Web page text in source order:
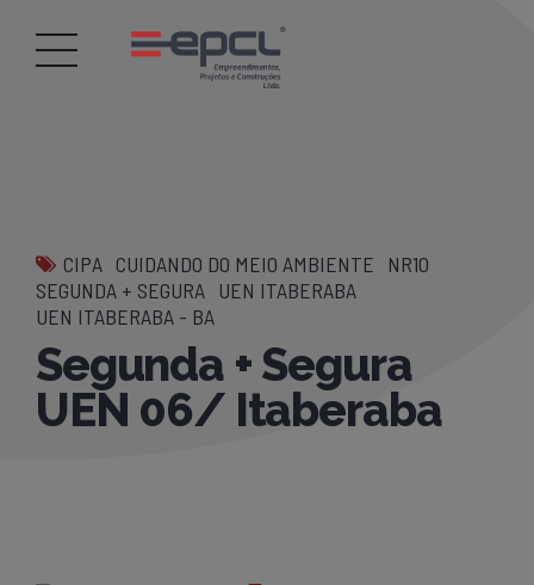
CIPA CUIDANDO DO MEIO AMBIENTE
NR10
SEGUNDA + SEGURA UEN ITABERABA
UEN ITABERABA - BA
Segunda + Segura
UEN 06/ Itaberaba